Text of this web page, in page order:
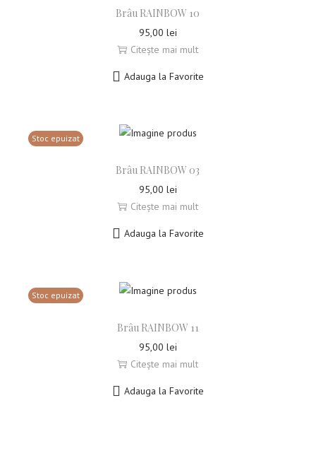
Brâu RAINBOW 10
95,00 lei
Citește mai mult
Adauga la Favorite
Stoc epuizat
Brâu RAINBOW 03
95,00 lei
Citește mai mult
Adauga la Favorite
Stoc epuizat
Brâu RAINBOW 11
95,00 lei
Citește mai mult
Adauga la Favorite